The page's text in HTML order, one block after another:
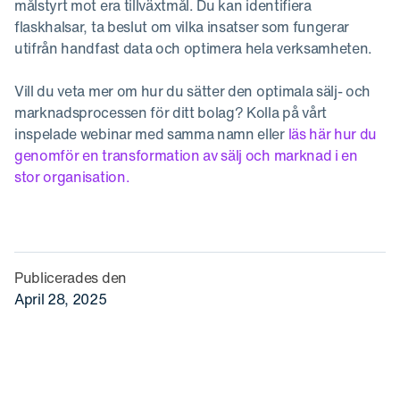
målstyrt mot era tillväxtmål. Du kan identifiera
flaskhalsar, ta beslut om vilka insatser som fungerar
utifrån handfast data och optimera hela verksamheten.
Vill du veta mer om hur du sätter den optimala sälj- och
marknadsprocessen för ditt bolag? Kolla på vårt
inspelade webinar med samma namn eller läs här hur du
genomför en transformation av sälj och marknad i en
stor organisation.
Publicerades den
April 28, 2025